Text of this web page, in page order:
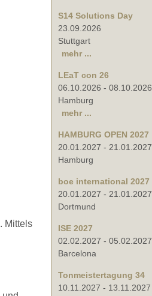
Mittels
S14 Solutions Day
23.09.2026
Stuttgart
mehr ...
LEaT con 26
06.10.2026 - 08.10.2026
Hamburg
mehr ...
HAMBURG OPEN 2027
20.01.2027 - 21.01.2027
Hamburg
boe international 2027
20.01.2027 - 21.01.2027
Dortmund
ISE 2027
02.02.2027 - 05.02.2027
Barcelona
Tonmeistertagung 34
10.11.2027 - 13.11.2027